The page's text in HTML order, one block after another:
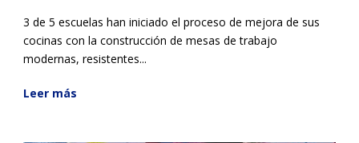
3 de 5 escuelas han iniciado el proceso de mejora de sus
cocinas con la construcción de mesas de trabajo
modernas, resistentes...
Leer más